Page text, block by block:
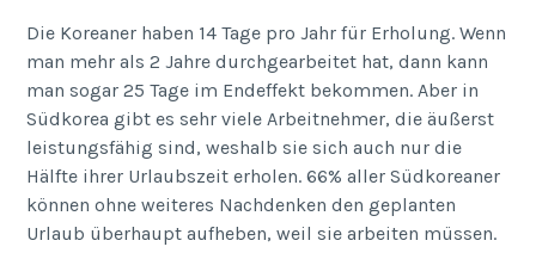
Die Koreaner haben 14 Tage pro Jahr für Erholung. Wenn
man mehr als 2 Jahre durchgearbeitet hat, dann kann
man sogar 25 Tage im Endeffekt bekommen. Aber in
Südkorea gibt es sehr viele Arbeitnehmer, die äußerst
leistungsfähig sind, weshalb sie sich auch nur die
Hälfte ihrer Urlaubszeit erholen. 66% aller Südkoreaner
können ohne weiteres Nachdenken den geplanten
Urlaub überhaupt aufheben, weil sie arbeiten müssen.